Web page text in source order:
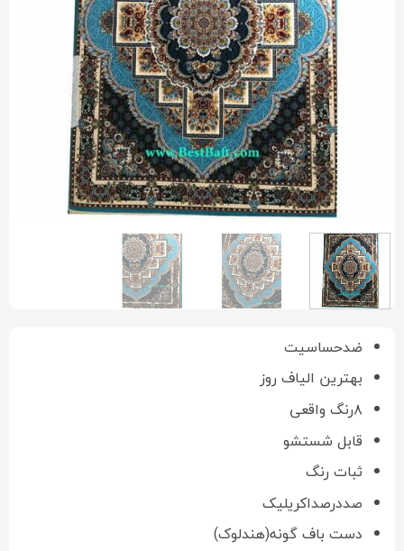
ضدحساسیت
بهترین الیاف روز
۸رنگ واقعی
قابل شستشو
ثبات رنگ
صددرصداکریلیک
دست باف گونه(هندلوک)